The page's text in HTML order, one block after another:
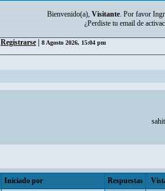
Bienvenido(a), Visitante. Por favor
¿Perdiste tu email de
Registrarse 8 Agosto 2026, 15:04 pm
Iniciado por Respuestas